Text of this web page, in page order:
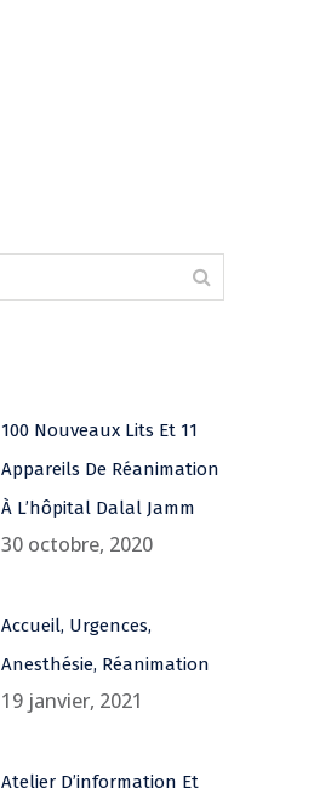
100 Nouveaux Lits Et 11
Appareils De Réanimation
À L’hôpital Dalal Jamm
30 octobre, 2020
Accueil, Urgences,
Anesthésie, Réanimation
19 janvier, 2021
Atelier D’information Et